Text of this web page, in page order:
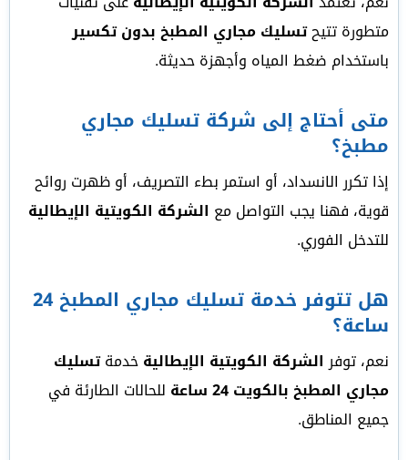
متطورة تتيحتسليك مجاري المطبخ بدون تكسير
باستخدام ضغط المياه وأجهزة حديثة.
متى أحتاج إلى شركة تسليك مجاري
مطبخ؟
إذا تكرر الانسداد، أو استمر بطء التصريف، أو ظهرت روائح
قوية، فهنا يجب التواصل مع الشركة الكويتية الإيطالية
للتدخل الفوري.
هل تتوفر خدمة تسليك مجاري المطبخ 24
ساعة؟
نعم، توفر الشركة الكويتية الإيطاليةخدمةتسليك
مجاري المطبخ بالكويت 24 ساعة
للحالات الطارئة في
جميع المناطق.